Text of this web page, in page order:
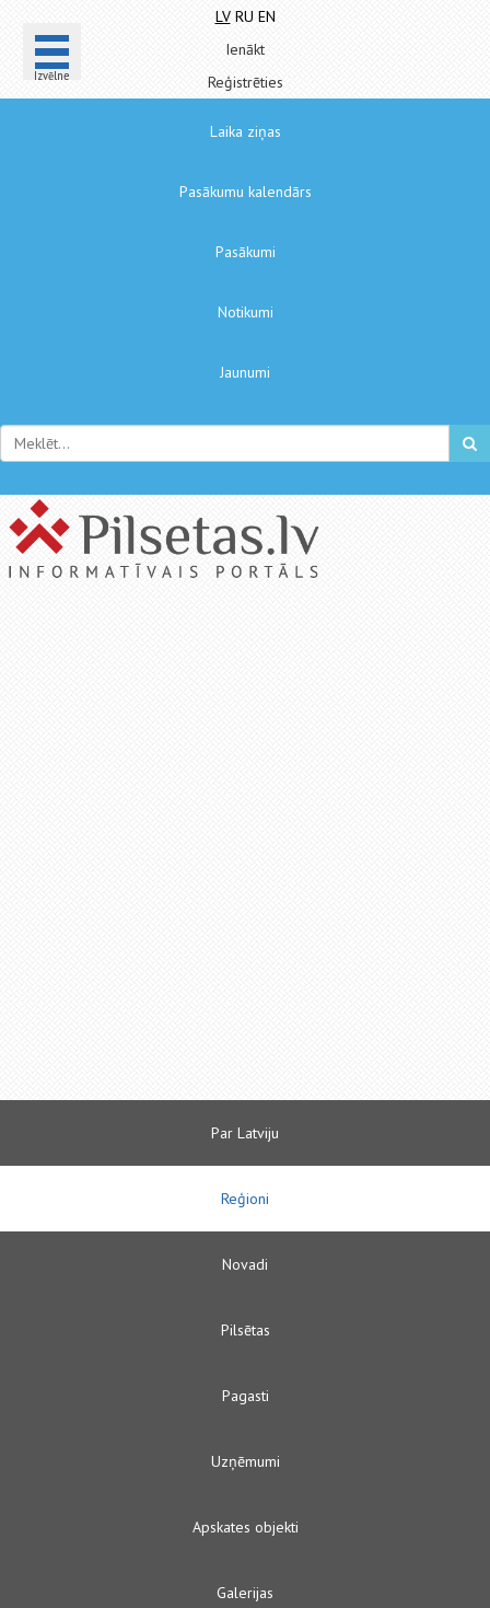
Izvēlne
LV RU EN
Ienākt
Reģistrēties
Laika ziņas
Pasākumu kalendārs
Pasākumi
Notikumi
Jaunumi
Par Latviju
Reģioni
Novadi
Pilsētas
Pagasti
Uzņēmumi
Apskates objekti
Galerijas